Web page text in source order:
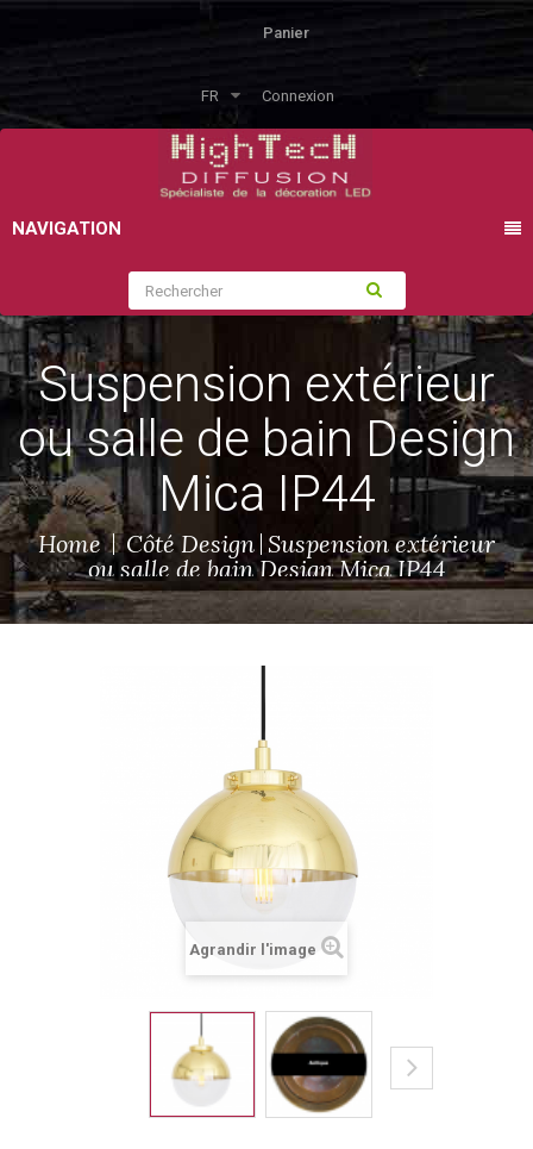
Panier
FR Connexion
NAVIGATION
Suspension extérieur
ou salle de bain Design
Mica IP44
Home Côté Design Suspension extérieur
ou salle de bain Design Mica IP44
Agrandir l'image